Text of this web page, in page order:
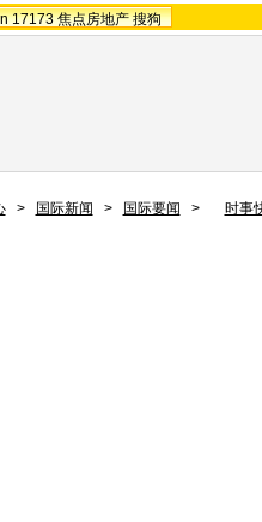
17173 焦点房地产 搜狗
> 国际新闻 > 国际要闻 > 时事